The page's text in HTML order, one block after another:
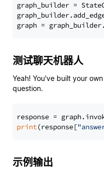
graph_builder =
graph = graph_builder.
测试聊天机器人
Yeah! You've built your
question.
response =
print(response[
示例输出